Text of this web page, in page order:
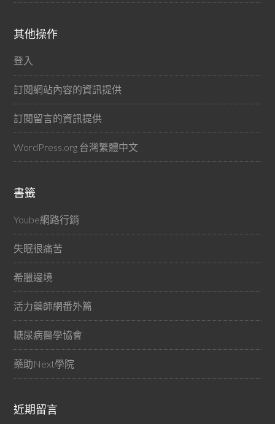
其他操作
登入
訂閱網站內容的資訊提供
訂閱留言的資訊提供
WordPress.org 台灣繁體中文
書籤
Yoube網路行銷
失眠很痛苦
希臘邊境
活力藥師網番外篇
糖尿病醫學協會
藥助Next學院
近期留言